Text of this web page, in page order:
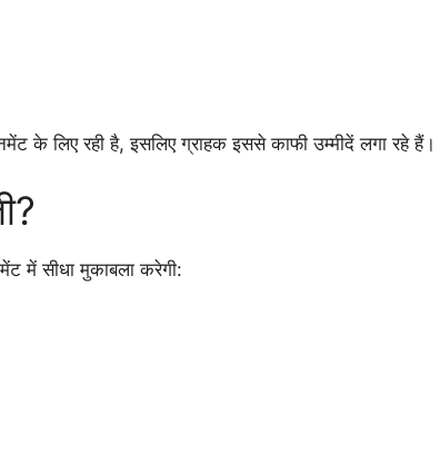
के लिए रही है, इसलिए ग्राहक इससे काफी उम्मीदें लगा रहे हैं।
में सीधा मुकाबला करेगी: